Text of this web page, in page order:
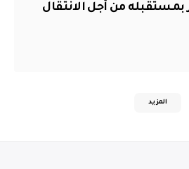
من أجل الانتقال
المزيد